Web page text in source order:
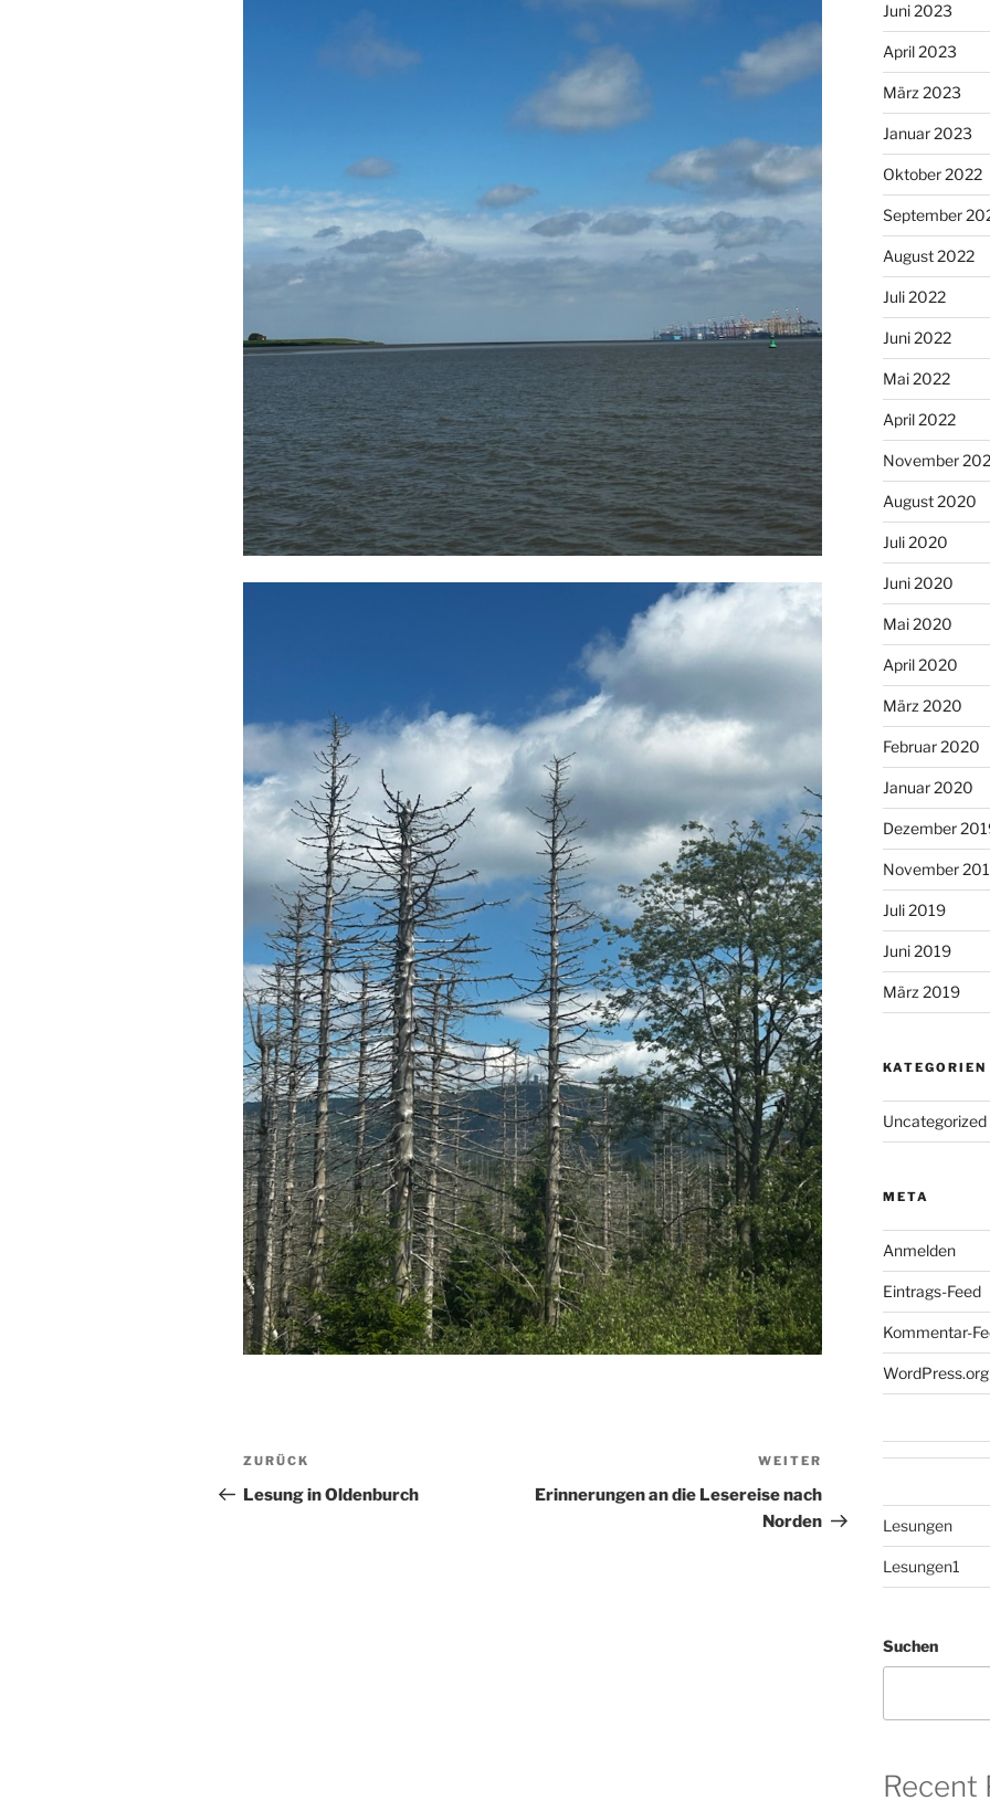
Beitragsnavigation
Vorheriger
Beitrag
ZURÜCK
Lesung in Oldenburch
Nächster
Beitrag
WEITER
Erinnerungen an die Lesereise nach
Norden
Juni 2023
April 2023
März 2023
Januar 2023
Oktober 2022
September
August 2022
Juli 2022
Juni 2022
Mai 2022
April 2022
November
August 2020
Juli 2020
Juni 2020
Mai 2020
April 2020
März 2020
Februar 2020
Januar 2020
Dezember
November
Juli 2019
Juni 2019
März 2019
KATEGORIEN
Uncategorized
META
Anmelden
Eintrags-Feed
Kommentar-
WordPress.org
Lesungen
Lesungen1
Suchen
Recent